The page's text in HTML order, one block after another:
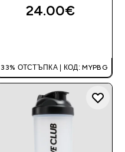
24.00€‎
33% ОТСТЪПКА | КОД: MYPBG